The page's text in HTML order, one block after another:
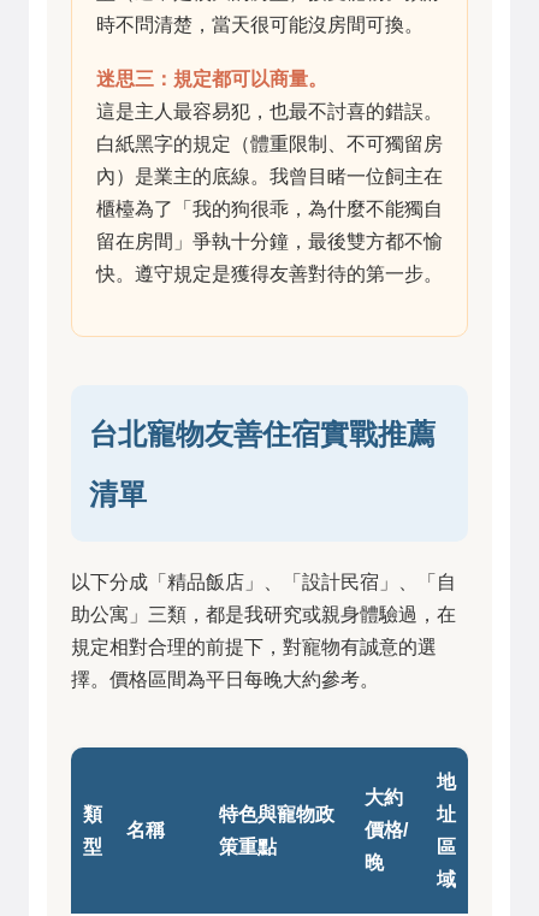
時不問清楚，當天很可能沒房間可換。
迷思三：規定都可以商量。
這是主人最容易犯，也最不討喜的錯誤。
白紙黑字的規定（體重限制、不可獨留房
內）是業主的底線。我曾目睹一位飼主在
櫃檯為了「我的狗很乖，為什麼不能獨自
留在房間」爭執十分鐘，最後雙方都不愉
快。遵守規定是獲得友善對待的第一步。
台北寵物友善住宿實戰推薦
清單
以下分成「精品飯店」、「設計民宿」、「自
助公寓」三類，都是我研究或親身體驗過，在
規定相對合理的前提下，對寵物有誠意的選
擇。價格區間為平日每晚大約參考。
類
型
名稱
特色與寵物政
策重點
大約
價格/
晚
地
址
區
域